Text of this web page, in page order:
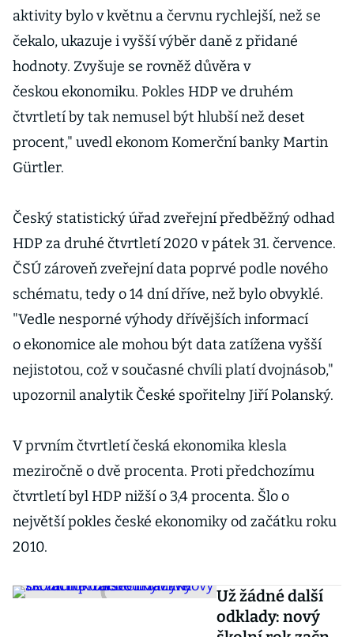
aktivity bylo v květnu a červnu rychlejší, než se
čekalo, ukazuje i vyšší výběr daně z přidané
hodnoty. Zvyšuje se rovněž důvěra v
českou ekonomiku. Pokles HDP ve druhém
čtvrtletí by tak nemusel být hlubší než deset
procent," uvedl ekonom Komerční banky Martin
Gürtler.
Český statistický úřad zveřejní předběžný odhad
HDP za druhé čtvrtletí 2020 v pátek 31. července.
ČSÚ zároveň zveřejní data poprvé podle nového
schématu, tedy o 14 dní dříve, než bylo obvyklé.
"Vedle nesporné výhody dřívějších informací
o ekonomice ale mohou být data zatížena vyšší
nejistotou, což v současné chvíli platí dvojnásob,"
upozornil analytik České spořitelny Jiří Polanský.
V prvním čtvrtletí česká ekonomika klesla
meziročně o dvě procenta. Proti předchozímu
čtvrtletí byl HDP nižší o 3,4 procenta. Šlo o
největší pokles české ekonomiky od začátku roku
2010.
Už žádné další
odklady: nový